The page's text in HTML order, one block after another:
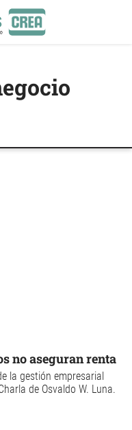
no aseguran renta
la gestión empresarial
de Osvaldo W. Luna.